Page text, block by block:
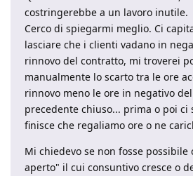
costringerebbe a un lavoro inutile.
Cerco di spiegarmi meglio. Ci
lasciare che i clienti vadano in
rinnovo del contratto, mi troverei
manualmente lo scarto tra le ore
rinnovo meno le ore in negativo
precedente chiuso... prima o poi ci
finisce che regaliamo ore o ne
Mi chiedevo se non fosse
aperto" il cui consuntivo cresce o